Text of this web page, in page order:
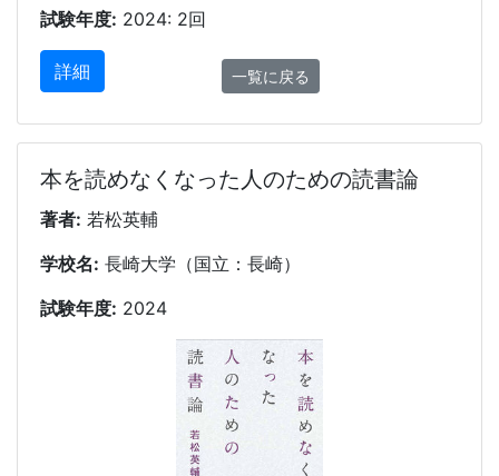
試験年度: 2024: 2回
詳細 一覧に戻る
本を読めなくなった人のための読書論
著者: 若松英輔
学校名: 長崎大学（国立：長崎）
試験年度: 2024